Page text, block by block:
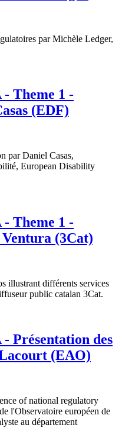
par Michèle Ledger,
Theme 1 -
(EDF)
par Daniel Casas,
European Disability
Theme 1 -
(3Cat)
illustrant différents services
public catalan 3Cat.
Présentation des
(EAO)
of national regulatory
l'Observatoire européen de
au département